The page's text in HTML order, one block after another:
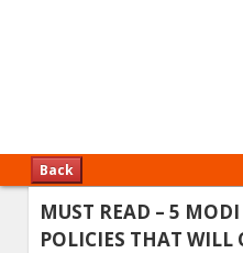
Back
MUST READ – 5
POLICIES THAT